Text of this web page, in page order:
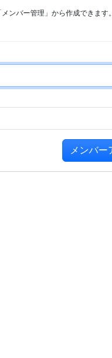
ンバー管理」から作成できます。